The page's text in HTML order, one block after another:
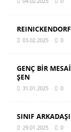
03.02.2025 0
GENÇ BİR
ŞEN
31.01.2025 0
SINIF
29.01.2025 0